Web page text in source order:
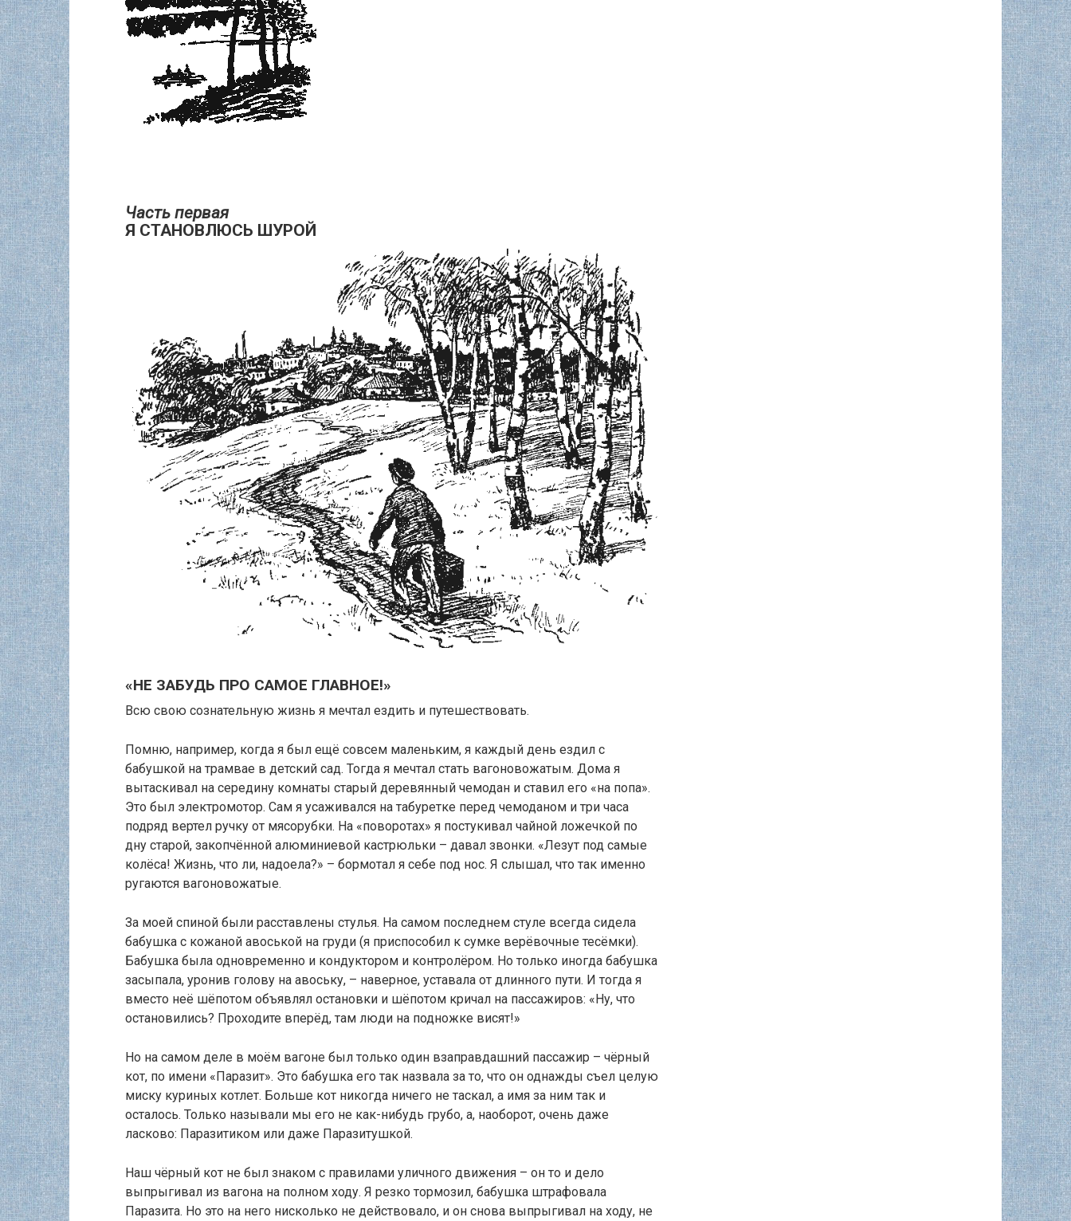
Часть первая
Я СТАНОВЛЮСЬ ШУРОЙ
«НЕ ЗАБУДЬ ПРО САМОЕ ГЛАВНОЕ!»
Всю свою сознательную жизнь я мечтал ездить и путешествовать.
Помню, например, когда я был ещё совсем маленьким, я каждый день ездил с
бабушкой на трамвае в детский сад. Тогда я мечтал стать вагоновожатым. Дома я
вытаскивал на середину комнаты старый деревянный чемодан и ставил его «на попа».
Это был электромотор. Сам я усаживался на табуретке перед чемоданом и три часа
подряд вертел ручку от мясорубки. На «поворотах» я постукивал чайной ложечкой по
дну старой, закопчённой алюминиевой кастрюльки – давал звонки. «Лезут под самые
колёса! Жизнь, что ли, надоела?» – бормотал я себе под нос. Я слышал, что так именно
ругаются вагоновожатые.
За моей спиной были расставлены стулья. На самом последнем стуле всегда сидела
бабушка с кожаной авоськой на груди (я приспособил к сумке верёвочные тесёмки).
Бабушка была одновременно и кондуктором и контролёром. Но только иногда бабушка
засыпала, уронив голову на авоську, – наверное, уставала от длинного пути. И тогда я
вместо неё шёпотом объявлял остановки и шёпотом кричал на пассажиров: «Ну, что
остановились? Проходите вперёд, там люди на подножке висят!»
Но на самом деле в моём вагоне был только один взаправдашний пассажир – чёрный
кот, по имени «Паразит». Это бабушка его так назвала за то, что он однажды съел целую
миску куриных котлет. Больше кот никогда ничего не таскал, а имя за ним так и
осталось. Только называли мы его не как-нибудь грубо, а, наоборот, очень даже
ласково: Паразитиком или даже Паразитушкой.
Наш чёрный кот не был знаком с правилами уличного движения – он то и дело
выпрыгивал из вагона на полном ходу. Я резко тормозил, бабушка штрафовала
Паразита. Но это на него нисколько не действовало, и он снова выпрыгивал на ходу, не